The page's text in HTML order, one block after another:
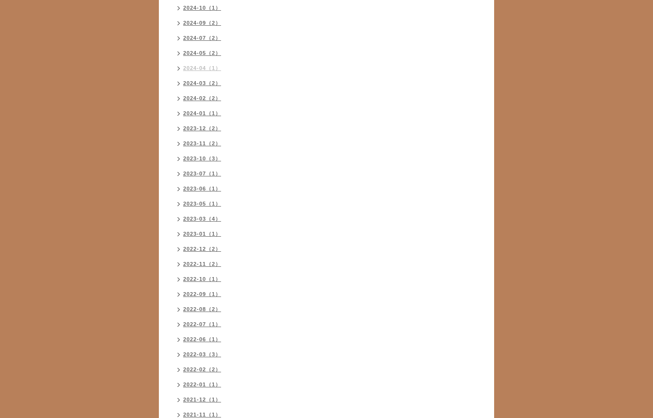
2024-10（1）
2024-09（2）
2024-07（2）
2024-05（2）
2024-04（1）
2024-03（2）
2024-02（2）
2024-01（1）
2023-12（2）
2023-11（2）
2023-10（3）
2023-07（1）
2023-06（1）
2023-05（1）
2023-03（4）
2023-01（1）
2022-12（2）
2022-11（2）
2022-10（1）
2022-09（1）
2022-08（2）
2022-07（1）
2022-06（1）
2022-03（3）
2022-02（2）
2022-01（1）
2021-12（1）
2021-11（1）